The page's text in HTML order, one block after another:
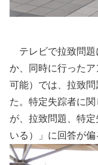
テレビで拉致問題
か、同時に行った
可能）では、拉致
た。特定失踪者に
が、拉致問題、特
いる）」に回答が偏